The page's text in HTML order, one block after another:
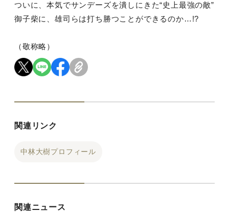
ついに、本気でサンデーズを潰しにきた“史上最強の敵”
御子柴に、雄司らは打ち勝つことができるのか…!?
（敬称略）
関連リンク
中林大樹プロフィール
関連ニュース